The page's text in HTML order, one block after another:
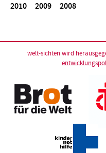
2010
2009 2008
welt-sichten wird